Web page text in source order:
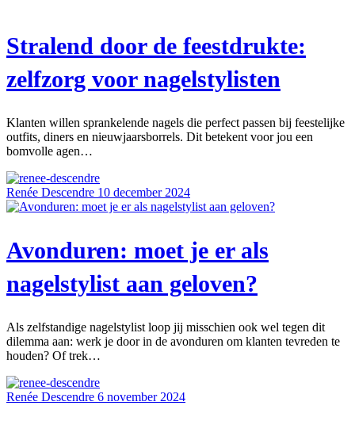
Stralend door de feestdrukte:
zelfzorg voor nagelstylisten
Klanten willen sprankelende nagels die perfect passen bij feestelijke
outfits, diners en nieuwjaarsborrels. Dit betekent voor jou een
bomvolle agen…
Renée Descendre 10 december 2024
Avonduren: moet je er als
nagelstylist aan geloven?
Als zelfstandige nagelstylist loop jij misschien ook wel tegen dit
dilemma aan: werk je door in de avonduren om klanten tevreden te
houden? Of trek…
Renée Descendre 6 november 2024